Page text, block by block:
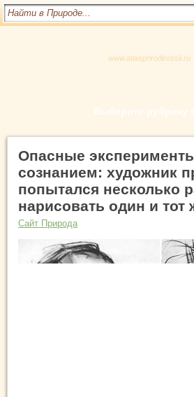
www.atlasprirodirossii.ru
Выберите рубрику
Опасные
сознанием: художник
попытался несколько
нарисовать один и тот
Сайт Природа